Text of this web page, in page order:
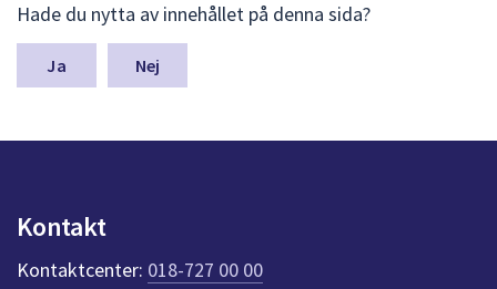
ä
m
a
y
n
t
Hade du nytta av innehållet på denna sida?
Nej
Kontakt
Kontaktcenter: 018-727 00 00